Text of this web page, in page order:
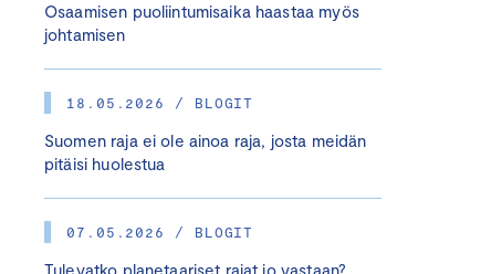
Osaamisen puoliintumisaika haastaa myös
johtamisen
18.05.2026 / BLOGIT
Suomen raja ei ole ainoa raja, josta meidän
pitäisi huolestua
07.05.2026 / BLOGIT
Tulevatko planetaariset rajat jo vastaan?